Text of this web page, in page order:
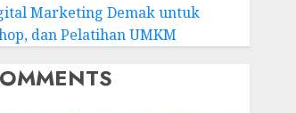
Marketing Demak untuk
dan Pelatihan UMKM